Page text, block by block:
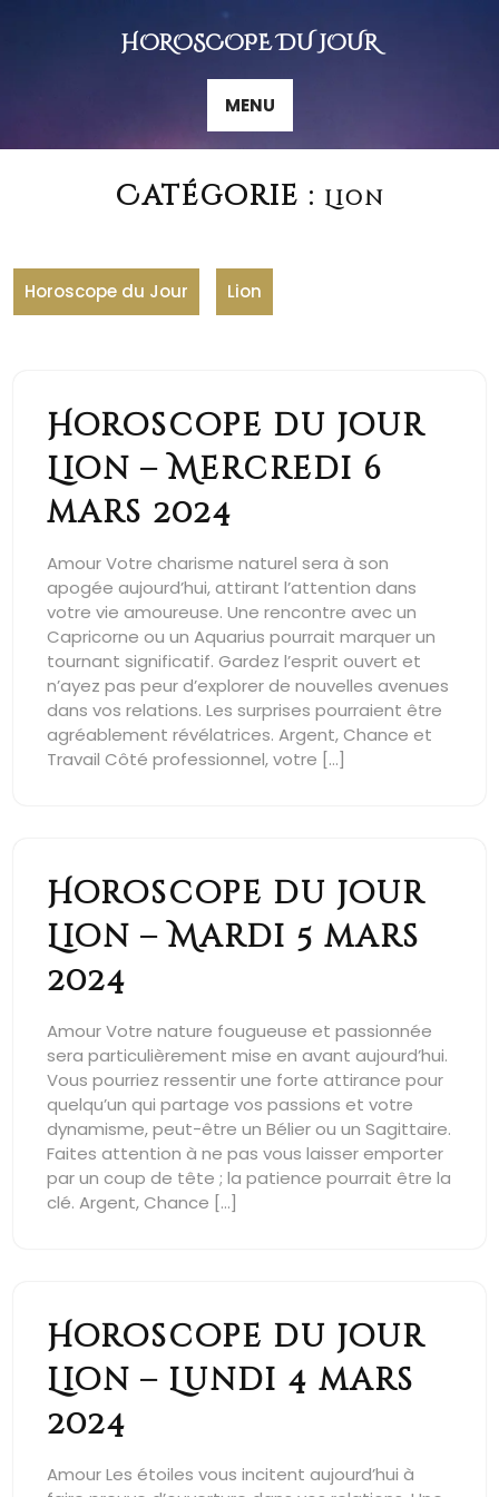
HOROSCOPE DU JOUR
MENU
Catégorie : Lion
Horoscope du Jour Lion
Horoscope du jour
Lion – Mercredi 6
mars 2024
Amour Votre charisme naturel sera à son
apogée aujourd’hui, attirant l’attention dans
votre vie amoureuse. Une rencontre avec un
Capricorne ou un Aquarius pourrait marquer un
tournant significatif. Gardez l’esprit ouvert et
n’ayez pas peur d’explorer de nouvelles avenues
dans vos relations. Les surprises pourraient être
agréablement révélatrices. Argent, Chance et
Travail Côté professionnel, votre […]
Horoscope du jour
Lion – Mardi 5 mars
2024
Amour Votre nature fougueuse et passionnée
sera particulièrement mise en avant aujourd’hui.
Vous pourriez ressentir une forte attirance pour
quelqu’un qui partage vos passions et votre
dynamisme, peut-être un Bélier ou un Sagittaire.
Faites attention à ne pas vous laisser emporter
par un coup de tête ; la patience pourrait être la
clé. Argent, Chance […]
Horoscope du jour
Lion – Lundi 4 mars
2024
Amour Les étoiles vous incitent aujourd’hui à